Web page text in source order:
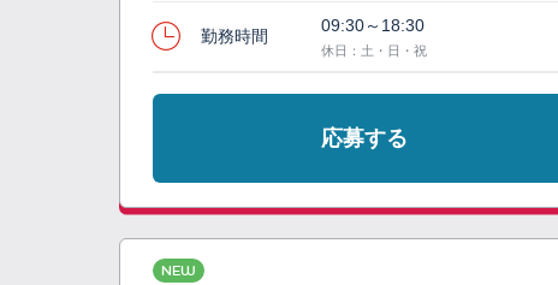
勤務時間
09:30～18:30
休日：土・日・祝
応募する
NEW